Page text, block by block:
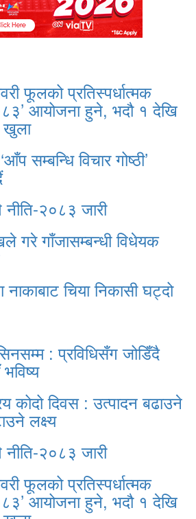
फूलको प्रतिस्पर्धात्मक
आयोजना हुने, भदौ १ देखि
सम्बन्धि विचार गोष्ठी’
नीति-२०८३ जारी
गरे गाँजासम्बन्धी विधेयक
चिया निकासी घट्दो
: प्रविधिसँग जोडिँदै
कोदो दिवस : उत्पादन बढाउने
लक्ष्य
नीति-२०८३ जारी
फूलको प्रतिस्पर्धात्मक
आयोजना हुने, भदौ १ देखि